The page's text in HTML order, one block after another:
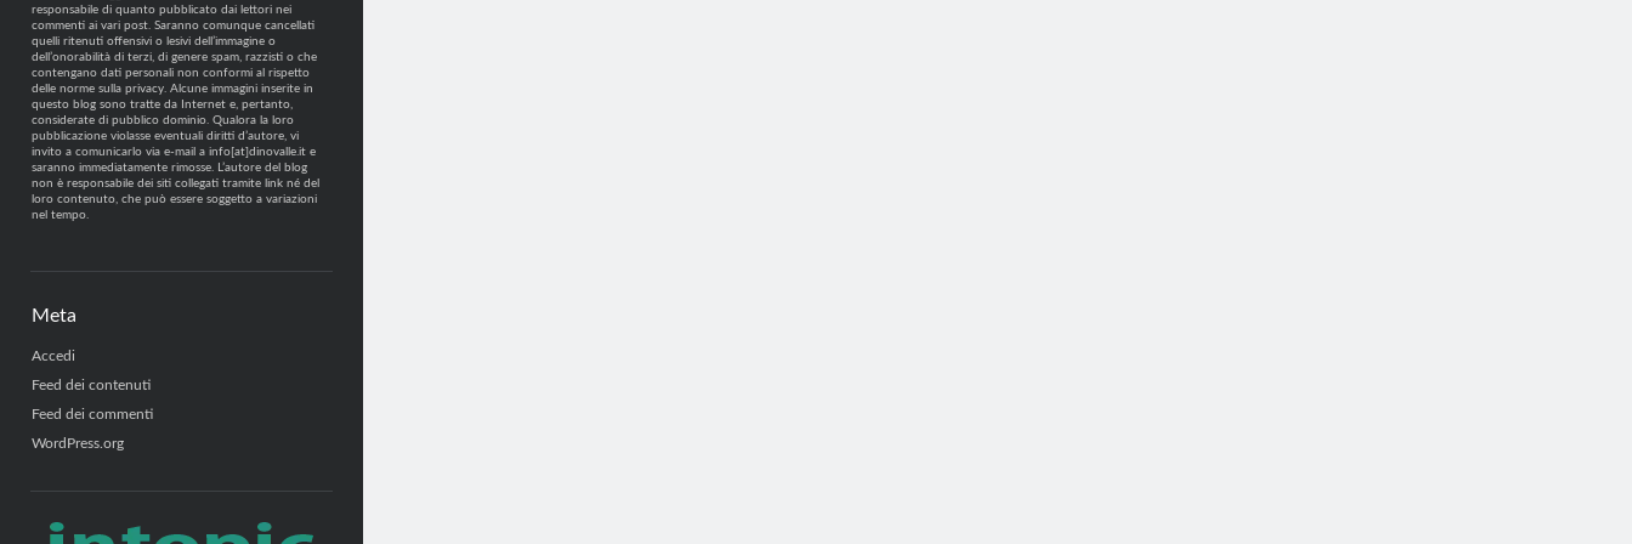
responsabile di quanto pubblicato dai lettori nei
commenti ai vari post. Saranno comunque cancellati
quelli ritenuti offensivi o lesivi dell’immagine o
dell’onorabilità di terzi, di genere spam, razzisti o che
contengano dati personali non conformi al rispetto
delle norme sulla privacy. Alcune immagini inserite in
questo blog sono tratte da Internet e, pertanto,
considerate di pubblico dominio. Qualora la loro
pubblicazione violasse eventuali diritti d’autore, vi
invito a comunicarlo via e-mail a info[at]dinovalle.it e
saranno immediatamente rimosse. L’autore del blog
non è responsabile dei siti collegati tramite link né del
loro contenuto, che può essere soggetto a variazioni
nel tempo.
Meta
Accedi
Feed dei contenuti
Feed dei commenti
WordPress.org